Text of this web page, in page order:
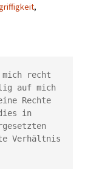
,
recht
auf mich
Rechte
in
Verhältnis